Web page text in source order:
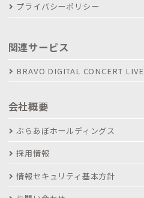
プライバシーポリシー
関連サービス
BRAVO DIGITAL CONCERT LIVE
会社概要
ぶらあぼホールディングス
採用情報
情報セキュリティ基本方針